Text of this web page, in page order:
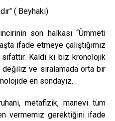
( Beyhaki)
son halkası “Ümmeti
ifade etmeye çalıştığımız
Kaldı ki biz kronolojik
ve sıralamada orta bir
en sondayız.
metafizik, manevi tüm
vermemiz gerektiğini ifade